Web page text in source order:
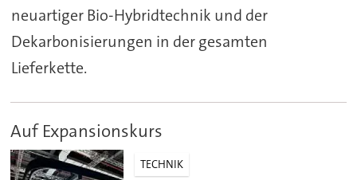
neuartiger Bio-Hybridtechnik und der
Dekarbonisierungen in der gesamten
Lieferkette.
Auf Expansionskurs
TECHNIK